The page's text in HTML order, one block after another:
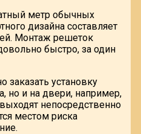
метр обычных
дизайна составляет
Монтаж решеток
быстро, за один
заказать установку
но и на двери, например,
непосредственно
местом риска